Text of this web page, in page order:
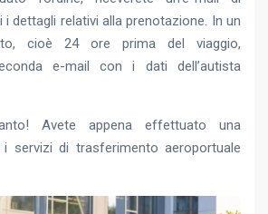
dettagli relativi alla prenotazione. In un
cioè 24 ore prima del viaggio,
e-mail con i dati dell’autista
Avete appena effettuato una
servizi di trasferimento aeroportuale